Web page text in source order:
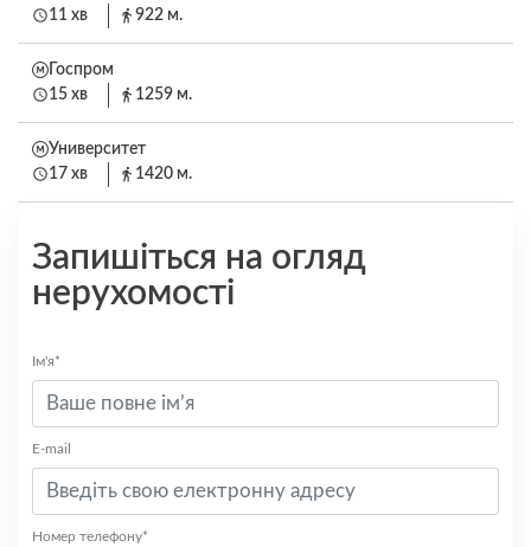
11 хв
922 м.
Госпром
15 хв
1259 м.
Университет
17 хв
1420 м.
Запишіться на огляд
нерухомості
Ім'я*
E-mail
Номер телефону*